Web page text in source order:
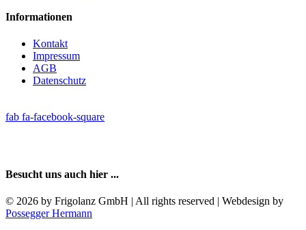
Informationen
Kontakt
Impressum
AGB
Datenschutz
fab fa-facebook-square
Besucht uns auch hier ...
© 2026 by Frigolanz GmbH | All rights reserved | Webdesign by
Possegger Hermann